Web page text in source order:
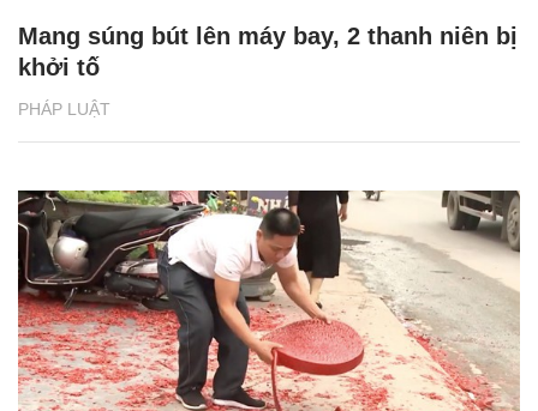
PHÁP LUẬT
Mang súng bút lên máy bay, 2 thanh niên bị
khởi tố